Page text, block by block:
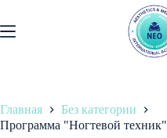
содержанию
Главная
Без категории
Программа "Ногтевой техник"